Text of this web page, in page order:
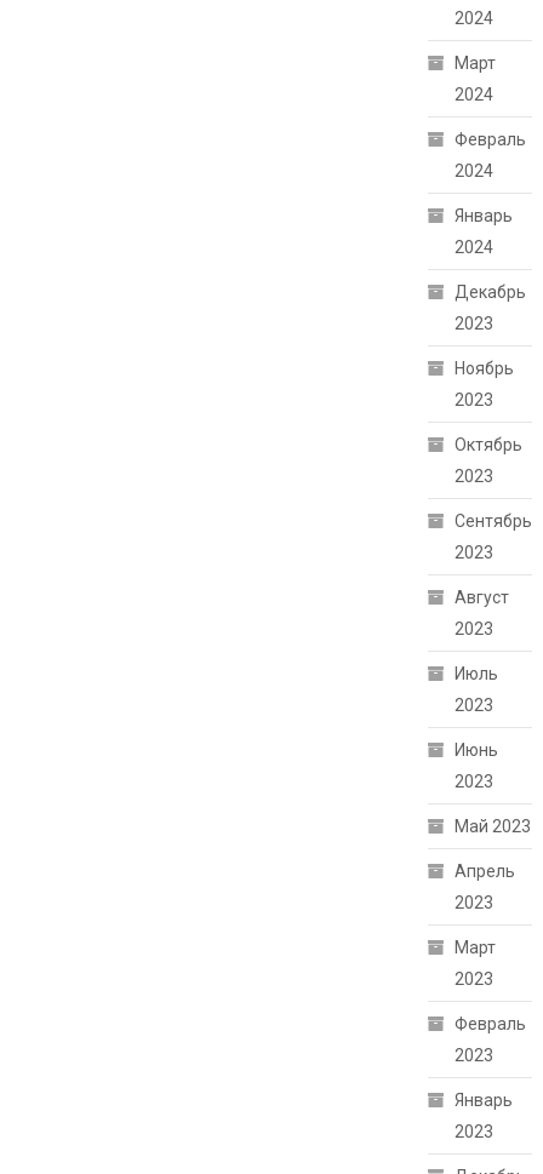
2024
Март
2024
Февраль
2024
Январь
2024
Декабрь
2023
Ноябрь
2023
Октябрь
2023
Сентябрь
2023
Август
2023
Июль
2023
Июнь
2023
Май 2023
Апрель
2023
Март
2023
Февраль
2023
Январь
2023